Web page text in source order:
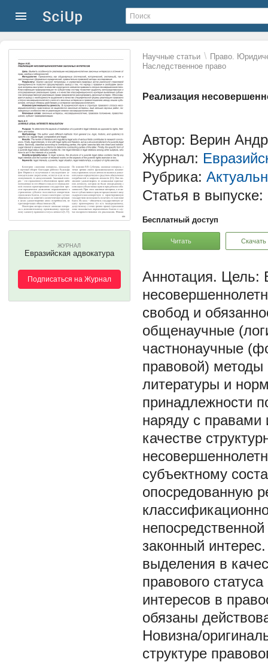
Научные статьи \ Право.
Наследственное право
Реализация
ЖУРНАЛ
Евразийская адвокатура
Подписаться на Журнал
Автор: Верин
Журнал:
Рубрика:
Статья в выпуске:
Бесплатный доступ
Читать Скачать
Цель:
свобод и
общенаучные
частнонаучные
правовой) методы
литературы и
принадлежности
наряду с правами
качестве
субъектному
опосредованную
законный
выделения в
правового
интересов в
обязаны
Новизна/
структуре